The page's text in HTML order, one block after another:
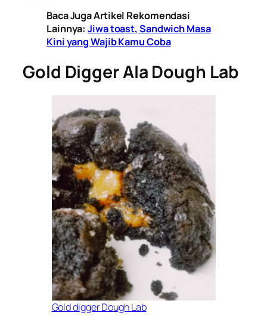
Baca Juga Artikel Rekomendasi
Lainnya:Jiwa toast, Sandwich Masa
Kini yang Wajib Kamu Coba
Gold Digger Ala Dough Lab
Gold digger Dough Lab